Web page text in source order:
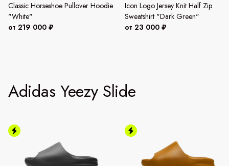
Classic Horseshoe Pullover Hoodie
"White"
от 219 000 ₽
Icon Logo Jersey Knit Half Zip
Sweatshirt "Dark Green"
от 23 000 ₽
Adidas Yeezy Slide